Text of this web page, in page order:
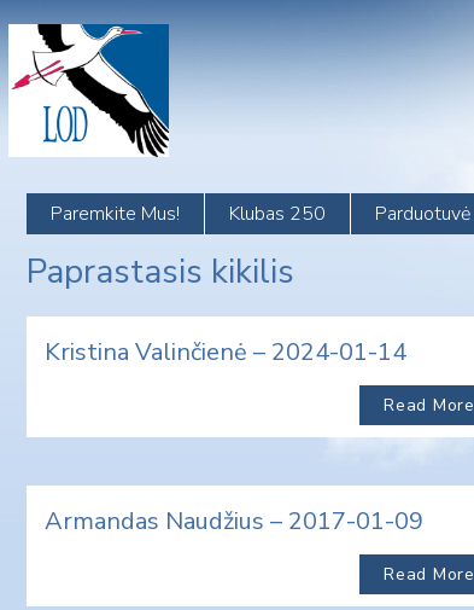
content
Paremkite Mus! Klubas 250 Parduotuvė
Paprastasis kikilis
Kristina Valinčienė – 2024-01-14
Read More
Armandas Naudžius – 2017-01-09
Read More